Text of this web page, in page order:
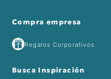
Compra empresa
Regalos Corporativos
Busca Inspiración